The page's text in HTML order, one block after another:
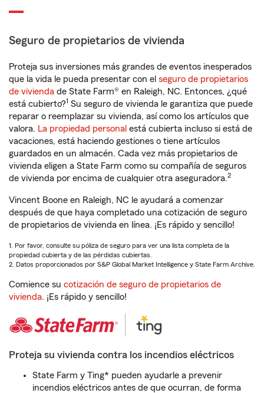
Seguro de propietarios de vivienda
Proteja sus inversiones más grandes de eventos inesperados
que la vida le pueda presentar con el seguro de propietarios
de vivienda de State Farm® en Raleigh, NC. Entonces, ¿qué
está cubierto?1 Su seguro de vivienda le garantiza que puede
reparar o reemplazar su vivienda, así como los artículos que
valora. La propiedad personal está cubierta incluso si está de
vacaciones, está haciendo gestiones o tiene artículos
guardados en un almacén. Cada vez más propietarios de
vivienda eligen a State Farm como su compañía de seguros
de vivienda por encima de cualquier otra aseguradora.2
Vincent Boone en Raleigh, NC le ayudará a comenzar
después de que haya completado una cotización de seguro
de propietarios de vivienda en línea. ¡Es rápido y sencillo!
1. Por favor, consulte su póliza de seguro para ver una lista completa de la
propiedad cubierta y de las pérdidas cubiertas.
2. Datos proporcionados por S&P Global Market Intelligence y State Farm Archive.
Comience su cotización de seguro de propietarios de
vivienda. ¡Es rápido y sencillo!
Proteja su vivienda contra los incendios eléctricos
State Farm y Ting* pueden ayudarle a prevenir
incendios eléctricos antes de que ocurran, de forma